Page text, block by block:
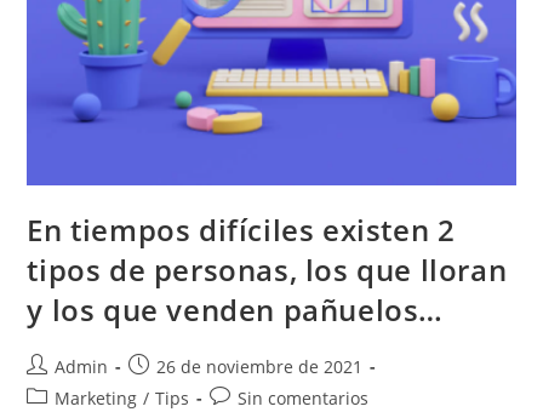
En tiempos difíciles existen 2
tipos de personas, los que lloran
y los que venden pañuelos…
Admin
26 de noviembre de 2021
Marketing / Tips Sin comentarios